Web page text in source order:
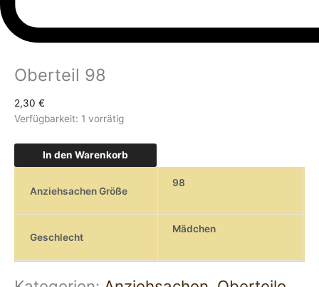
Oberteil 98
2,30 €
Verfügbarkeit: 1 vorrätig
In den Warenkorb
Anziehsachen Größe
98
Geschlecht
Mädchen